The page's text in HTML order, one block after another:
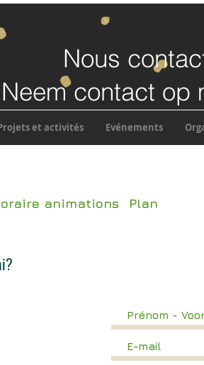
et activités Evénements
Nous
Neem contact op
animations Plan